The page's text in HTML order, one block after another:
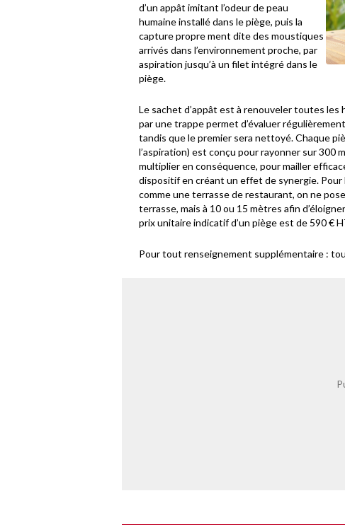
d’un appât imitant l’odeur de peau
humaine installé dans le piège, puis la
capture propre ment dite des moustiques
arrivés dans l’environnement proche, par
aspiration jusqu’à un filet intégré dans le
piège.
Le sachet d’appât est à renouveler toutes les
par une trappe permet d’évaluer
tandis que le premier sera nettoyé. Chaque
l’aspiration) est conçu pour rayonner sur 300
multiplier en conséquence, pour mailler
dispositif en créant un effet de synergie. Pour
comme une terrasse de restaurant, on ne
terrasse, mais à 10 ou 15 mètres afin
prix unitaire indicatif d’un piège est de 590 €
Pour tout renseignement supplémentaire :